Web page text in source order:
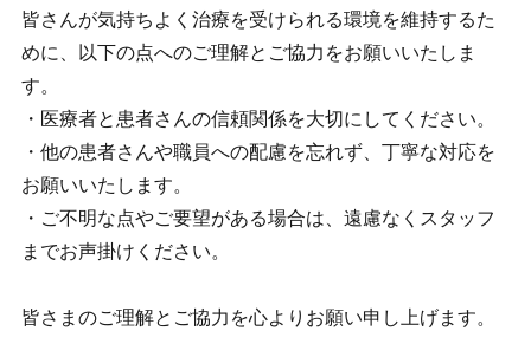
皆さんが気持ちよく治療を受けられる環境を維持するた
めに、以下の点へのご理解とご協力をお願いいたしま
す。
・医療者と患者さんの信頼関係を大切にしてください。
・他の患者さんや職員への配慮を忘れず、丁寧な対応を
お願いいたします。
・ご不明な点やご要望がある場合は、遠慮なくスタッフ
までお声掛けください。
皆さまのご理解とご協力を心よりお願い申し上げます。